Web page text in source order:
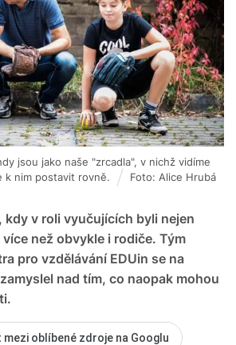
kdy v roli vyučujících byli nejen
než obvykle i rodiče. Tým
pro vzdělávání EDUin se na
nad tím, co naopak mohou
jsou jako naše "zrcadla", v nichž vidíme
k nim postavit rovně.
Foto: Alice Hrubá
mezi oblíbené zdroje na Googlu